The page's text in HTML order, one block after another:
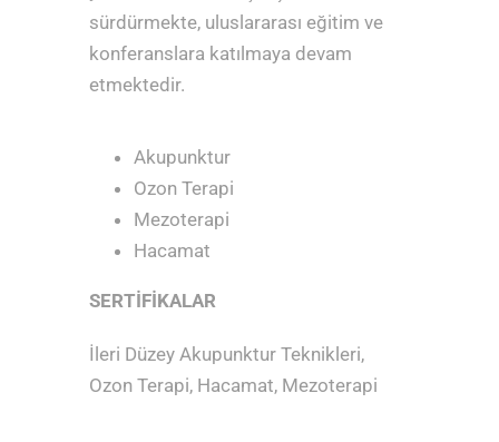
sürdürmekte, uluslararası eğitim ve
konferanslara katılmaya devam
etmektedir.
Akupunktur
Ozon Terapi
Mezoterapi
Hacamat
SERTİFİKALAR
İleri Düzey Akupunktur Teknikleri,
Ozon Terapi, Hacamat, Mezoterapi